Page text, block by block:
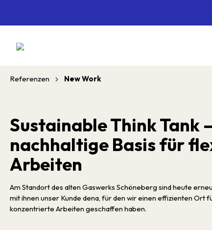
Referenzen New Work
Sustainable Think Tank
nachhaltige Basis für
Arbeiten
Am Standort des alten Gaswerks Schöneberg sind heute
mit ihnen unser Kunde dena, für den wir einen effizienten Ort
konzentrierte Arbeiten geschaffen haben.